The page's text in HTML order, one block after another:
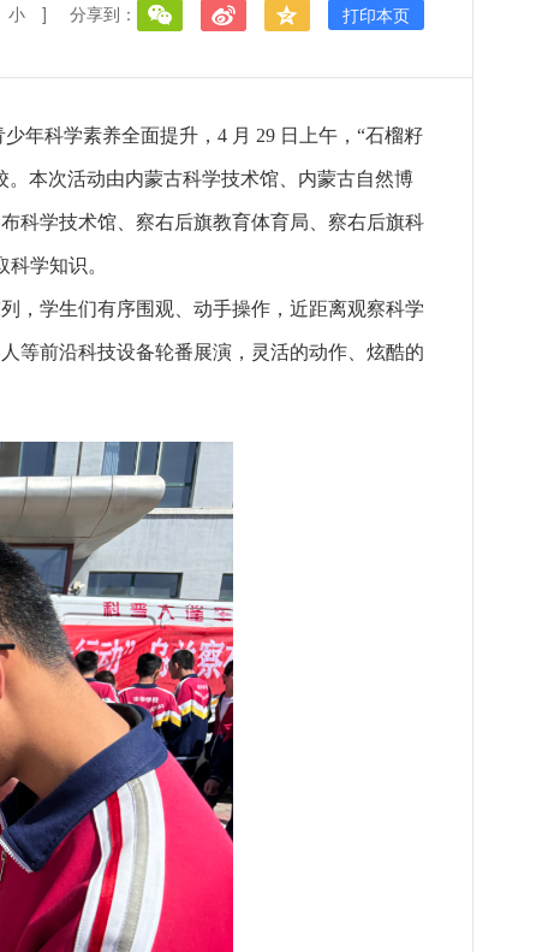
小 ] 分享到： 打印本页
年科学素养全面提升，4 月 29 日上午，“石榴籽
本次活动由内蒙古科学技术馆、内蒙古自然博
科学技术馆、察右后旗教育体育局、察右后旗科
学知识。
，学生们有序围观、动手操作，近距离观察科学
等前沿科技设备轮番展演，灵活的动作、炫酷的